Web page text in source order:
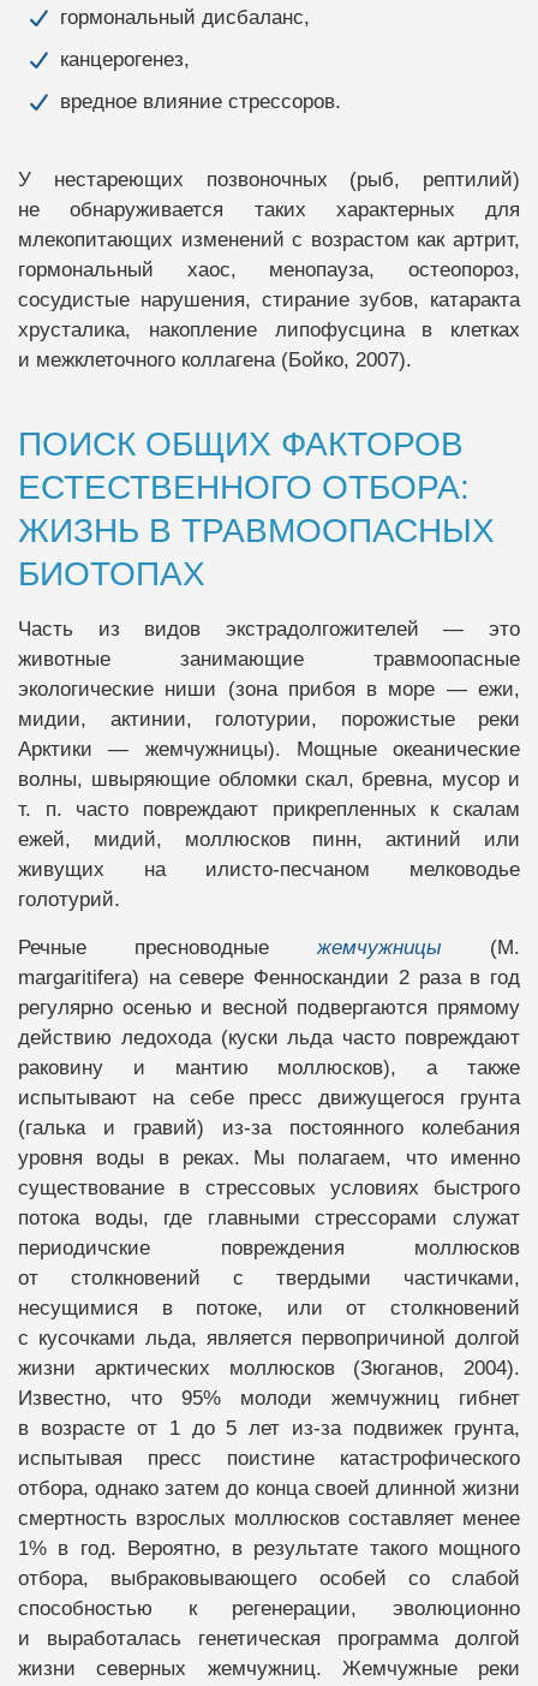
гормональный дисбаланс,
канцерогенез,
вредное влияние стрессоров.
У нестареющих позвоночных (рыб, рептилий)
не обнаруживается таких характерных для
млекопитающих изменений с возрастом как артрит,
гормональный хаос, менопауза, остеопороз,
сосудистые нарушения, стирание зубов, катаракта
хрусталика, накопление липофусцина в клетках
и межклеточного коллагена (Бойко, 2007).
ПОИСК ОБЩИХ ФАКТОРОВ
ЕСТЕСТВЕННОГО ОТБОРА:
ЖИЗНЬ В ТРАВМООПАСНЫХ
БИОТОПАХ
Часть из видов экстрадолгожителей — это
животные занимающие травмоопасные
экологические ниши (зона прибоя в море — ежи,
мидии, актинии, голотурии, порожистые реки
Арктики — жемчужницы). Мощные океанические
волны, швыряющие обломки скал, бревна, мусор и
т. п. часто повреждают прикрепленных к скалам
ежей, мидий, моллюсков пинн, актиний или
живущих на илисто-песчаном мелководье
голотурий.
Речные пресноводныежемчужницы (M.
margaritifera) на севере Фенноскандии 2 раза в год
регулярно осенью и весной подвергаются прямому
действию ледохода (куски льда часто повреждают
раковину и мантию моллюсков), а также
испытывают на себе пресс движущегося грунта
(галька и гравий) из-за постоянного колебания
уровня воды в реках. Мы полагаем, что именно
существование в стрессовых условиях быстрого
потока воды, где главными стрессорами служат
периодичские повреждения моллюсков
от столкновений с твердыми частичками,
несущимися в потоке, или от столкновений
с кусочками льда, является первопричиной долгой
жизни арктических моллюсков (Зюганов, 2004).
Известно, что 95% молоди жемчужниц гибнет
в возрасте от 1 до 5 лет из-за подвижек грунта,
испытывая пресс поистине катастрофического
отбора, однако затем до конца своей длинной жизни
смертность взрослых моллюсков составляет менее
1% в год. Вероятно, в результате такого мощного
отбора, выбраковывающего особей со слабой
способностью к регенерации, эволюционно
и выработалась генетическая программа долгой
жизни северных жемчужниц. Жемчужные реки